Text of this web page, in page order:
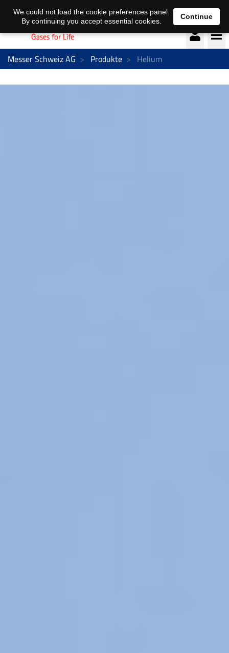
Deutsch français
Messer Schweiz AG Produkte Helium
We could not load the cookie preferences panel.
By continuing you accept essential cookies.
Continue